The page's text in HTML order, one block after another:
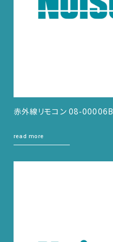
赤外線リモコン 08-00006B
read more